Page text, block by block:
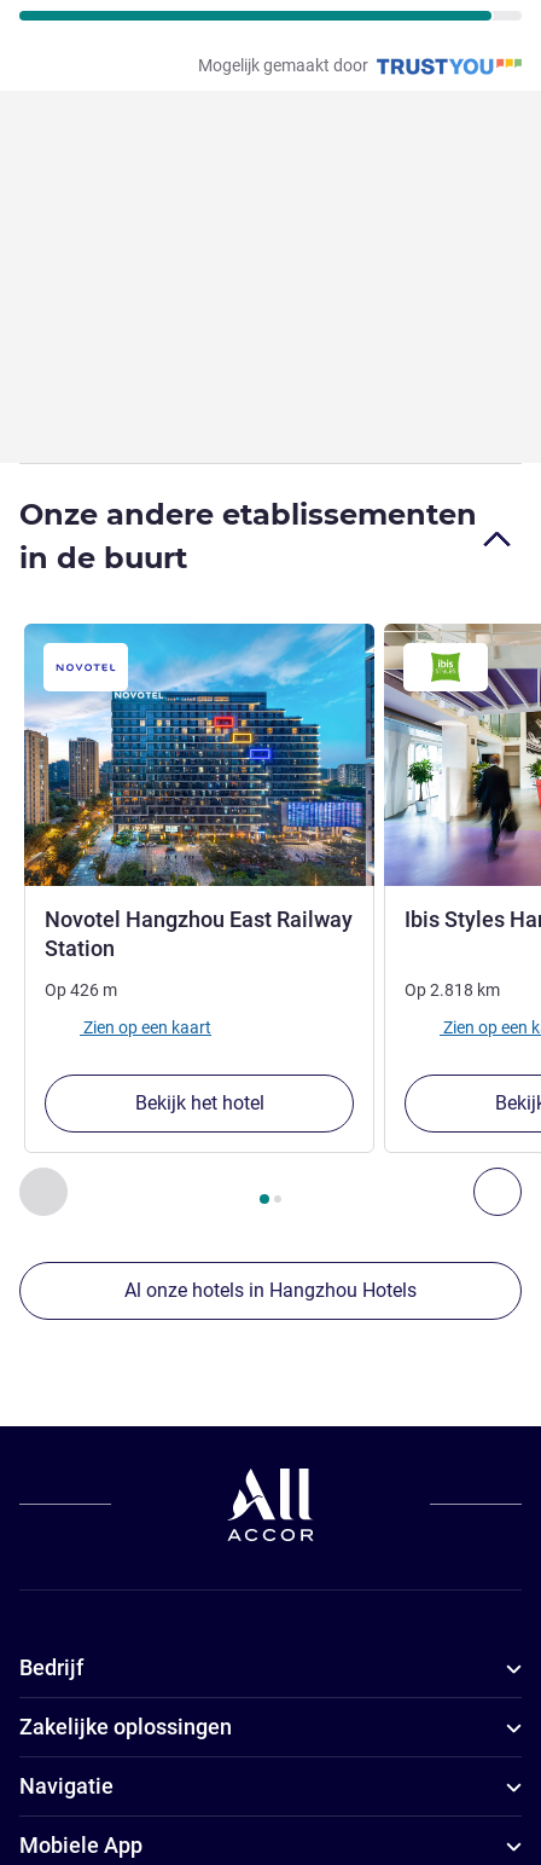
Mogelijk gemaakt door
Onze andere etablissementen
in de buurt
Vorige - Onze andere etablissementen in de buurt
Pagina , Onze andere etablissementen in de buurt 1
Novotel Hangzhou East Railway
Station
Op426 m
Zien op een kaart
Bekijk het hotel
Ibis Styles
Op2.818 km
Zien op een
Al onze hotels in Hangzhou Hotels
Bedrijf
Zakelijke oplossingen
Navigatie
Mobiele App